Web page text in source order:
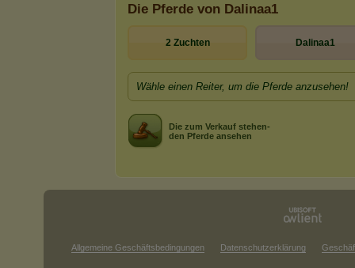
Die Pferde von Dalinaa1
2 Zuchten Dalinaa1
Wähle einen Reiter, um die Pferde anzusehen!
Die zum Verkauf stehen-
den Pferde ansehen
Allgemeine Geschäftsbedingungen Datenschutzerklärung